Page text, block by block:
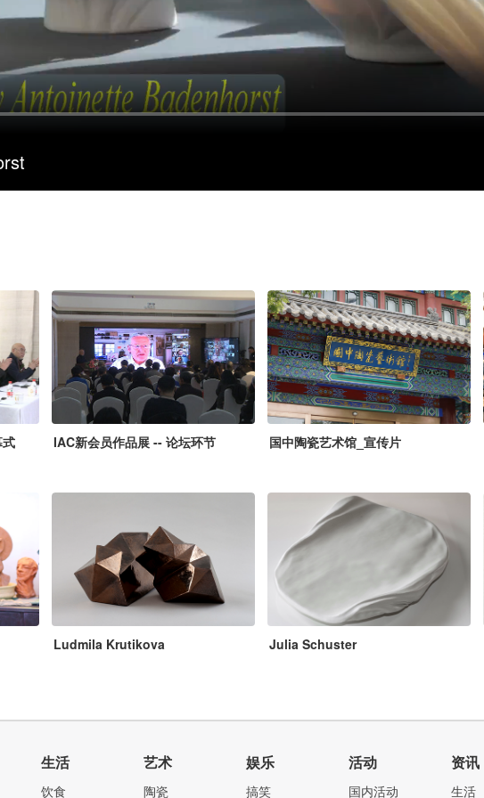
IAC新会员作品展 -- 论坛环节 国中陶瓷艺术馆_宣传片
Ludmila Krutikova Julia Schuster
生活
饮食
艺术
陶瓷
娱乐
搞笑
活动
国内活动
资讯
生活